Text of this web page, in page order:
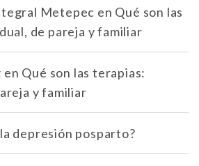
Metepec en Qué son las
de pareja y familiar
en Qué son las terapias:
y familiar
depresión posparto?